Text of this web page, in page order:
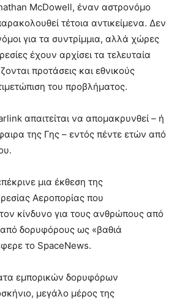
McDowell, έναν αστρονόμο
τέτοια αντικείμενα. Δεν
για τα συντρίμμια, αλλά χώρες
έχουν αρχίσει τα τελευταία
προτάσεις και εθνικούς
του προβλήματος.
απαιτείται να απομακρυνθεί – ή
της Γης – εντός πέντε ετών από
μια έκθεση της
Αεροπορίας που
κίνδυνο για τους ανθρώπους από
δορυφόρους ως «βαθιά
το SpaceNews.
εμπορικών δορυφόρων
μεγάλο μέρος της